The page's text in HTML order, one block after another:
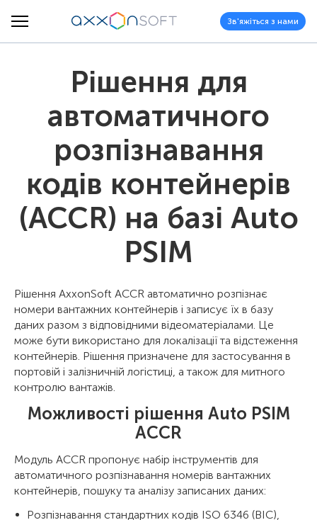
Зв'яжіться з нами
Рішення для
автоматичного
розпізнавання
кодів контейнерів
(ACCR) на базі Auto
PSIM
Рішення AxxonSoft ACCR автоматично розпізнає
номери вантажних контейнерів і записує їх в базу
даних разом з відповідними відеоматеріалами. Це
може бути використано для локалізації та відстеження
контейнерів. Рішення призначене для застосування в
портовій і залізничній логістиці, а також для митного
контролю вантажів.
Можливості рішення Auto PSIM
ACCR
Модуль ACCR пропонує набір інструментів для
автоматичного розпізнавання номерів вантажних
контейнерів, пошуку та аналізу записаних даних:
Розпізнавання стандартних кодів ISO 6346 (BIC),